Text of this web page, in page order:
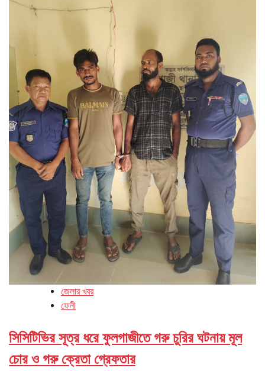
জেলার খবর
ফেনী
সিসিটিভির সূত্র ধরে ফুলগাজীতে গরু চুরির ঘটনায় মূল
চোর ও গরু ক্রেতা গ্রেফতার